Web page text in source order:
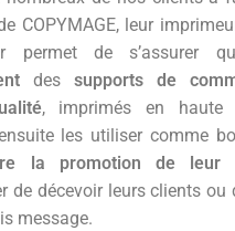
COPYMAGE, leur
permet de s’assurer
des supports de
, imprimés en haute
les utiliser comme
la promotion de leur
de décevoir leurs clients ou
message.